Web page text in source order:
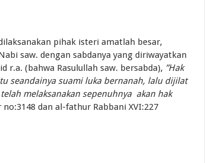
pihak isteri amatlah besar,
saw. dengan sabdanya yang diriwayatkan
r.a. (bahwa Rasulullah saw. bersabda), ”Hak
seandainya suami luka bernanah, lalu dijilat
melaksanakan sepenuhnya akan hak
no:3148 dan al-fathur Rabbani XVI:227